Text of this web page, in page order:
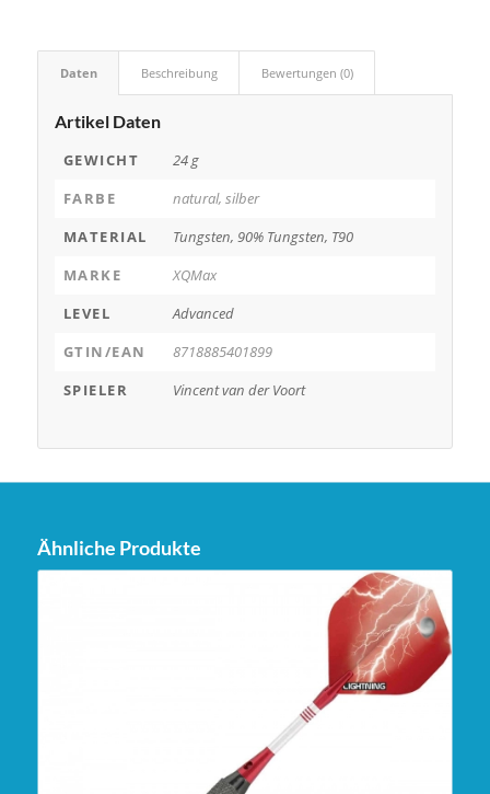
Daten Beschreibung Bewertungen (0)
Artikel Daten
GEWICHT
24 g
FARBE
natural, silber
MATERIAL
Tungsten, 90% Tungsten, T90
MARKE
XQMax
LEVEL
Advanced
GTIN/EAN
8718885401899
SPIELER
Vincent van der Voort
Ähnliche Produkte